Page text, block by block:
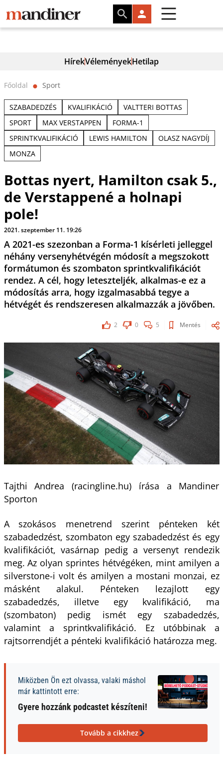
HírekVéleményekHetilap
Főoldal ⬤ Sport
SZABADEDZÉS KVALIFIKÁCIÓ
VALTTERI BOTTAS
SPORT
MAX VERSTAPPEN
FORMA-1
SPRINTKVALIFIKÁCIÓ
LEWIS HAMILTON
OLASZ NAGYDÍJ
MONZA
Bottas nyert, Hamilton csak 5.,
de Verstappené a holnapi
pole!
2021. szeptember 11. 19:26
A 2021-es szezonban a Forma-1 kísérleti jelleggel
néhány versenyhétvégén módosít a megszokott
formátumon és szombaton sprintkvalifikációt
rendez. A cél, hogy leteszteljék, alkalmas-e ez a
módosítás arra, hogy izgalmasabbá tegye a
hétvégét és rendszeresen alkalmazzák a jövőben.
2 0 5 Mentés
Tajthi Andrea (racingline.hu) írása a Mandiner
Sporton
A szokásos menetrend szerint pénteken két
szabadedzést, szombaton egy szabadedzést és egy
kvalifikációt, vasárnap pedig a versenyt rendezik
meg. Az olyan sprintes hétvégéken, mint amilyen a
silverstone-i volt és amilyen a mostani monzai, ez
másként alakul. Pénteken lezajlott egy
szabadedzés, illetve egy kvalifikáció, ma
(szombaton) pedig ismét egy szabadedzés,
valamint a sprintkvalifikáció. Ez utóbbinak a
rajtsorrendjét a pénteki kvalifikáció határozza meg.
Miközben Ön ezt olvassa, valaki máshol
már kattintott erre:
Gyere hozzánk podcastet készíteni!
Tovább a cikkhez